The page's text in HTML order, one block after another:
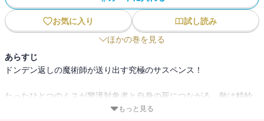
お気に入り
試し読み
ほかの巻を見る
あらすじ
ドンデン返しの魔術師が送り出す究極のサスペンス！
たったひとつのミスが警護対象者と自身の死につながる。敵は精妙
な計画を立て、標的のスキを突く一流の戦略家だ。やつの狙いは何
もっと見る